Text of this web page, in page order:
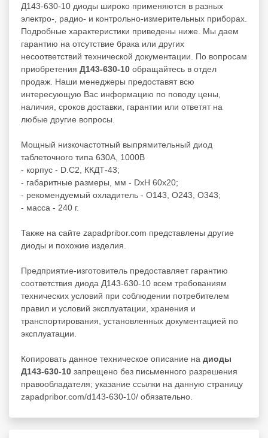
Д143-630-10 диоды широко применяются в разных
электро-, радио- и контрольно-измерительных приборах.
Подробные характеристики приведены ниже. Мы даем
гарантию на отсутствие брака или других
несоответствий технической документации. По вопросам
приобретения Д143-630-10 обращайтесь в отдел
продаж. Наши менеджеры предоставят всю
интересующую Вас информацию по поводу цены,
наличия, сроков доставки, гарантии или ответят на
любые другие вопросы.
Мощный низкочастотный выпрямительный диод
таблеточного типа 630А, 1000В
- корпус - D.C2, ККДТ-43;
- габаритные размеры, мм - DxH 60x20;
- рекомендуемый охладитель - О143, О243, О343;
- масса - 240 г.
Также на сайте zapadpribor.com представлены другие
диоды и похожие изделия.
Предприятие-изготовитель предоставляет гарантию
соответствия диода Д143-630-10 всем требованиям
технических условий при соблюдении потребителем
правил и условий эксплуатации, хранения и
транспортирования, установленных документацией по
эксплуатации.
Копировать данное техническое описание на диоды
Д143-630-10 запрещено без письменного разрешения
правообладателя; указание ссылки на данную страницу
zapadpribor.com/d143-630-10/ обязательно.